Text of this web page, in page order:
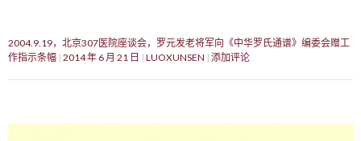
2004.9.19，北京307医院座谈会，罗元发老将军向《中华罗氏通谱》编委会赠工
作指示条幅 2014 年 6 月 21 日 LUOXUNSEN 添加评论